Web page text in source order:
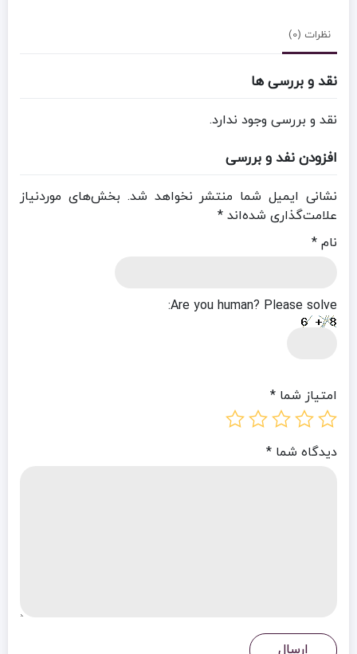
نظرات (0)
نقد و بررسی ها
نقد و بررسی وجود ندارد.
افزودن نفد و بررسی
نشانی ایمیل شما منتشر نخواهد شد. بخش‌های موردنیاز
علامت‌گذاری شده‌اند *
نام *
Are you human? Please solve:
امتیاز شما *
دیدگاه شما *